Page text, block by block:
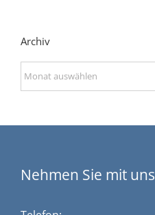
Archiv
Archiv
Nehmen Sie mit